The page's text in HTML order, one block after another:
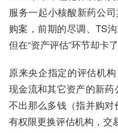
服务一起小核酸新药公
购案，前期的尽调、TS
但在“资产评估”环节却卡
原来央企指定的评估机
现金流和其它资产的新药
不出那么多钱（指并购对
有权限更换评估机构，交